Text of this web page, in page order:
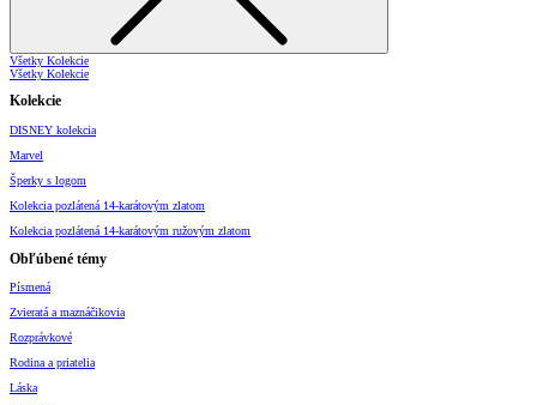
Všetky Kolekcie
Všetky Kolekcie
Kolekcie
DISNEY kolekcia
Marvel
Šperky s logom
Kolekcia pozlátená 14-karátovým zlatom
Kolekcia pozlátená 14-karátovým ružovým zlatom
Obľúbené témy
Písmená
Zvieratá a maznáčikovia
Rozprávkové
Rodina a priatelia
Láska